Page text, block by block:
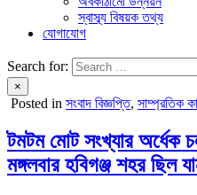
স্বাস্ব্য বিষয়ক তথ্য
যোগাযোগ
Search for:
×
Posted in সংবাদ বিজ্ঞপ্তি, সাম্প্রতিক
টমটম মোট সংখ্যার অর্ধেক
মঙ্গলবার হবিগঞ্জ শহর ছিল